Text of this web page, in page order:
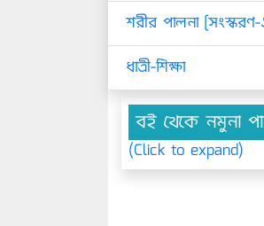
শরীর পালনা
ধাত্রী-শিক্ষা
বই থেকে নমুনা
(Click to expand)